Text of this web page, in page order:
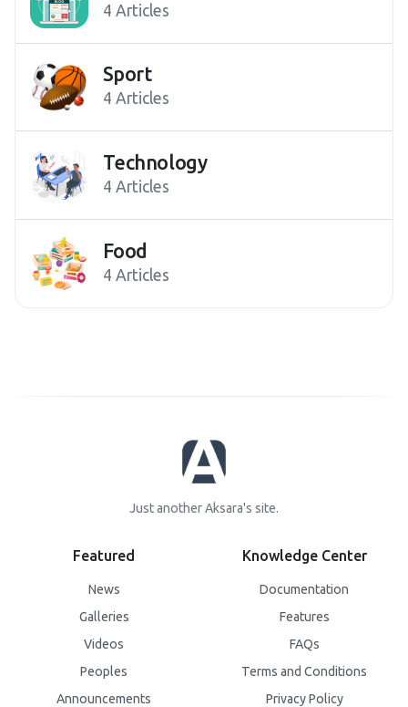
4 Articles
Sport
4 Articles
Technology
4 Articles
Food
4 Articles
Just another Aksara's site.
Featured
News
Galleries
Videos
Peoples
Announcements
Knowledge Center
Documentation
Features
FAQs
Terms and Conditions
Privacy Policy